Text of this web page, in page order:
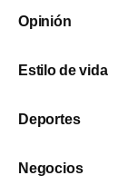
Opinión
Estilo de vida
Deportes
Negocios